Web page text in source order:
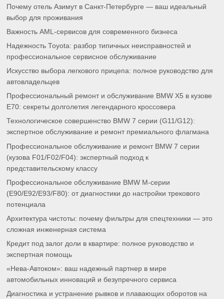
Почему отель Азимут в Санкт-Петербурге — ваш идеальный
выбор для проживания
Важность AML-сервисов для современного бизнеса
Надежность Toyota: разбор типичных неисправностей и
профессиональное сервисное обслуживание
Искусство выбора легкового прицепа: полное руководство для
автовладельцев
Профессиональный ремонт и обслуживание BMW X5 в кузове
E70: секреты долголетия легендарного кроссовера
Технологическое совершенство BMW 7 серии (G11/G12):
экспертное обслуживание и ремонт премиального флагмана
Профессиональное обслуживание и ремонт BMW 7 серии
(кузова F01/F02/F04): экспертный подход к
представительскому классу
Профессиональное обслуживание BMW M-серии
(E90/E92/E93/F80): от диагностики до настройки трекового
потенциала
Архитектура чистоты: почему фильтры для спецтехники — это
сложная инженерная система
Кредит под залог доли в квартире: полное руководство и
экспертная помощь
«Нева-Автоком»: ваш надежный партнер в мире
автомобильных инноваций и безупречного сервиса
Диагностика и устранение рывков и плавающих оборотов на